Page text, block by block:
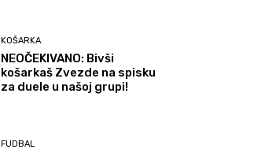
KOŠARKA
NEOČEKIVANO: Bivši
košarkaš Zvezde na spisku
za duele u našoj grupi!
FUDBAL